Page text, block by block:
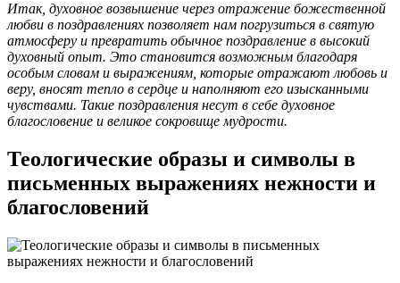
Итак, духовное возвышение через отражение божественной
любви в поздравлениях позволяет нам погрузиться в святую
атмосферу и превратить обычное поздравление в высокий
духовный опыт. Это становится возможным благодаря
особым словам и выражениям, которые отражают любовь и
веру, вносят тепло в сердце и наполняют его изысканными
чувствами. Такие поздравления несут в себе духовное
благословение и великое сокровище мудрости.
Теологические образы и символы в
письменных выражениях нежности и
благословений